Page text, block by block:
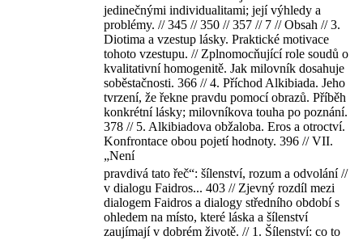
jedinečnými individualitami; její výhledy a
problémy. // 345 // 350 // 357 // 7 // Obsah // 3.
Diotima a vzestup lásky. Praktické motivace
tohoto vzestupu. // Zplnomocňující role soudů o
kvalitativní homogenitě. Jak milovník dosahuje
soběstačnosti. 366 // 4. Příchod Alkibiada. Jeho
tvrzení, že řekne pravdu pomocí obrazů. Příběh
konkrétní lásky; milovníkova touha po poznání.
378 // 5. Alkibiadova obžaloba. Eros a otroctví.
Konfrontace obou pojetí hodnoty. 396 // VII.
„Není
pravdivá tato řeč“: šílenství, rozum a odvolání //
v dialogu Faidros... 403 // Zjevný rozdíl mezi
dialogem Faidros a dialogy středního období s
ohledem na místo, které láska a šílenství
zaujímají v dobrém životě. // 1. Šílenství: co to